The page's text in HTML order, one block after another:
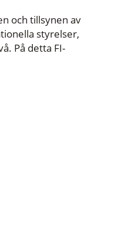
och tillsynen av
styrelser,
På detta FI-